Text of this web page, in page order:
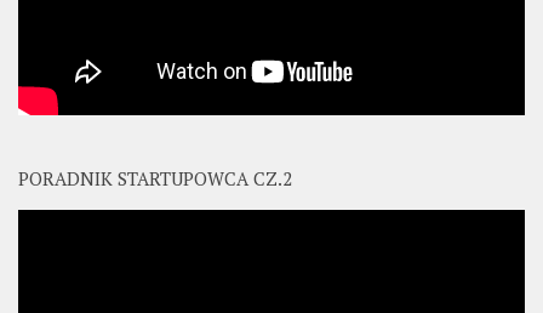
PORADNIK STARTUPOWCA CZ.2